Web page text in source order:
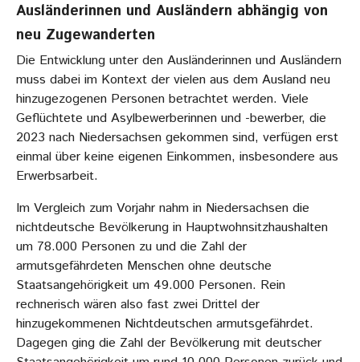
Ausländerinnen und Ausländern abhängig von
neu Zugewanderten
Die Entwicklung unter den Ausländerinnen und Ausländern
muss dabei im Kontext der vielen aus dem Ausland neu
hinzugezogenen Personen betrachtet werden. Viele
Geflüchtete und Asylbewerberinnen und -bewerber, die
2023 nach Niedersachsen gekommen sind, verfügen erst
einmal über keine eigenen Einkommen, insbesondere aus
Erwerbsarbeit.
Im Vergleich zum Vorjahr nahm in Niedersachsen die
nichtdeutsche Bevölkerung in Hauptwohnsitzhaushalten
um 78.000 Personen zu und die Zahl der
armutsgefährdeten Menschen ohne deutsche
Staatsangehörigkeit um 49.000 Personen. Rein
rechnerisch wären also fast zwei Drittel der
hinzugekommenen Nichtdeutschen armutsgefährdet.
Dagegen ging die Zahl der Bevölkerung mit deutscher